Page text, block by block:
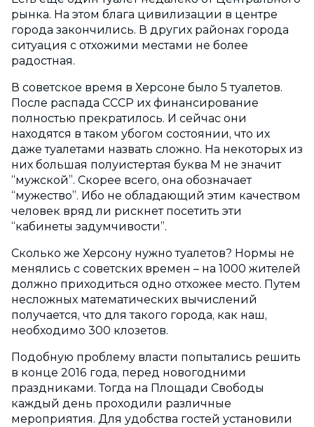
рынка. На этом блага цивилизации в центре
города закончились. В других районах города
ситуация с отхожими местами не более
радостная.
В советское время в Херсоне было 5 туалетов.
После распада СССР их финансирование
полностью прекратилось. И сейчас они
находятся в таком убогом состоянии, что их
даже туалетами назвать сложно. На некоторых из
них большая полуистертая буква М не значит
“мужской”. Скорее всего, она обозначает
“мужество”. Ибо не обладающий этим качеством
человек вряд ли рискнет посетить эти
“кабинеты задумчивости”.
Сколько же Херсону нужно туалетов? Нормы не
менялись с советских времен – на 1000 жителей
должно приходиться одно отхожее место. Путем
несложных математических вычислений
получается, что для такого города, как наш,
необходимо 300 клозетов.
Подобную проблему власти попытались решить
в конце 2016 года, перед новогодними
праздниками. Тогда на Площади Свободы
каждый день проходили различные
мероприятия. Для удобства гостей установили